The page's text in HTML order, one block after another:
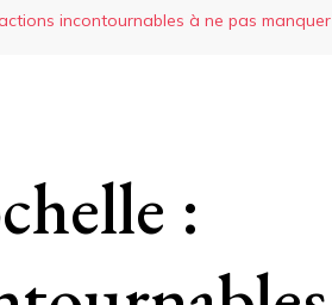
incontournables à ne pas manquer
: